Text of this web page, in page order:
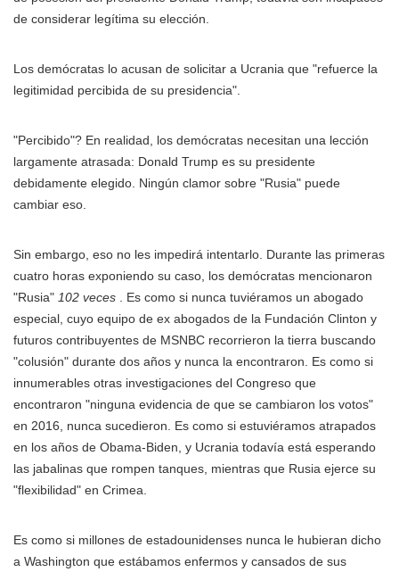
de considerar legítima su elección.
Los demócratas lo acusan de solicitar a Ucrania que "refuerce la
legitimidad percibida de su presidencia".
"Percibido"? En realidad, los demócratas necesitan una lección
largamente atrasada: Donald Trump es su presidente
debidamente elegido. Ningún clamor sobre "Rusia" puede
cambiar eso.
Sin embargo, eso no les impedirá intentarlo. Durante las primeras
cuatro horas exponiendo su caso, los demócratas mencionaron
"Rusia" 102 veces . Es como si nunca tuviéramos un abogado
especial, cuyo equipo de ex abogados de la Fundación Clinton y
futuros contribuyentes de MSNBC recorrieron la tierra buscando
"colusión" durante dos años y nunca la encontraron. Es como si
innumerables otras investigaciones del Congreso que
encontraron "ninguna evidencia de que se cambiaron los votos"
en 2016, nunca sucedieron. Es como si estuviéramos atrapados
en los años de Obama-Biden, y Ucrania todavía está esperando
las jabalinas que rompen tanques, mientras que Rusia ejerce su
"flexibilidad" en Crimea.
Es como si millones de estadounidenses nunca le hubieran dicho
a Washington que estábamos enfermos y cansados de sus